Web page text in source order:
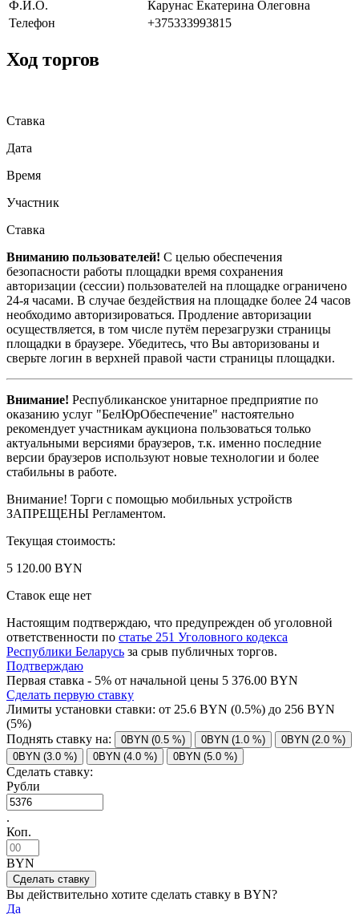
Ф.И.О.
Карунас Екатерина Олеговна
Телефон
+375333993815
Ход торгов
Ставка
Дата
Время
Участник
Ставка
Вниманию пользователей! С целью обеспечения
безопасности работы площадки время сохранения
авторизации (сессии) пользователей на площадке ограничено
24-я часами. В случае бездействия на площадке более 24 часов
необходимо авторизироваться. Продление авторизации
осуществляется, в том числе путём перезагрузки страницы
площадки в браузере. Убедитесь, что Вы авторизованы и
сверьте логин в верхней правой части страницы площадки.
Внимание! Республиканское унитарное предприятие по
оказанию услуг "БелЮрОбеспечение" настоятельно
рекомендует участникам аукциона пользоваться только
актуальными версиями браузеров, т.к. именно последние
версии браузеров используют новые технологии и более
стабильны в работе.
Внимание! Торги с помощью мобильных устройств
ЗАПРЕЩЕНЫ Регламентом.
Текущая стоимость:
5 120.00 BYN
Ставок еще нет
Настоящим подтверждаю, что предупрежден об уголовной
ответственности по статье 251 Уголовного кодекса
Республики Беларусь за срыв публичных торгов.
Подтверждаю
Первая ставка - 5% от начальной цены 5 376.00 BYN
Сделать первую ставку
Лимиты установки ставки: от 25.6 BYN (0.5%) до 256 BYN
(5%)
Поднять ставку на:
0BYN (0.5 %) 0BYN (1.0 %)
0BYN (2.0 %)
0BYN (3.0 %)
0BYN (4.0 %) 0BYN (5.0 %)
Сделать ставку:
Рубли
.
Коп.
BYN
Вы действительно хотите сделать ставку в BYN?
Да